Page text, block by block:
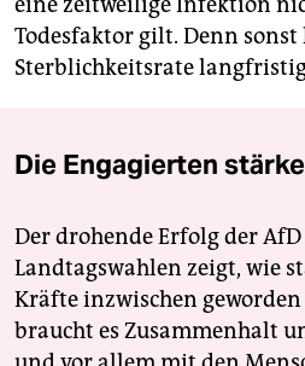
Todesfaktor gilt. Denn sonst
Sterblichkeitsrate
Die Engagierten
Der drohende Erfolg der
Landtagswahlen zeigt, wie
Kräfte inzwischen
braucht es Zusammenhalt